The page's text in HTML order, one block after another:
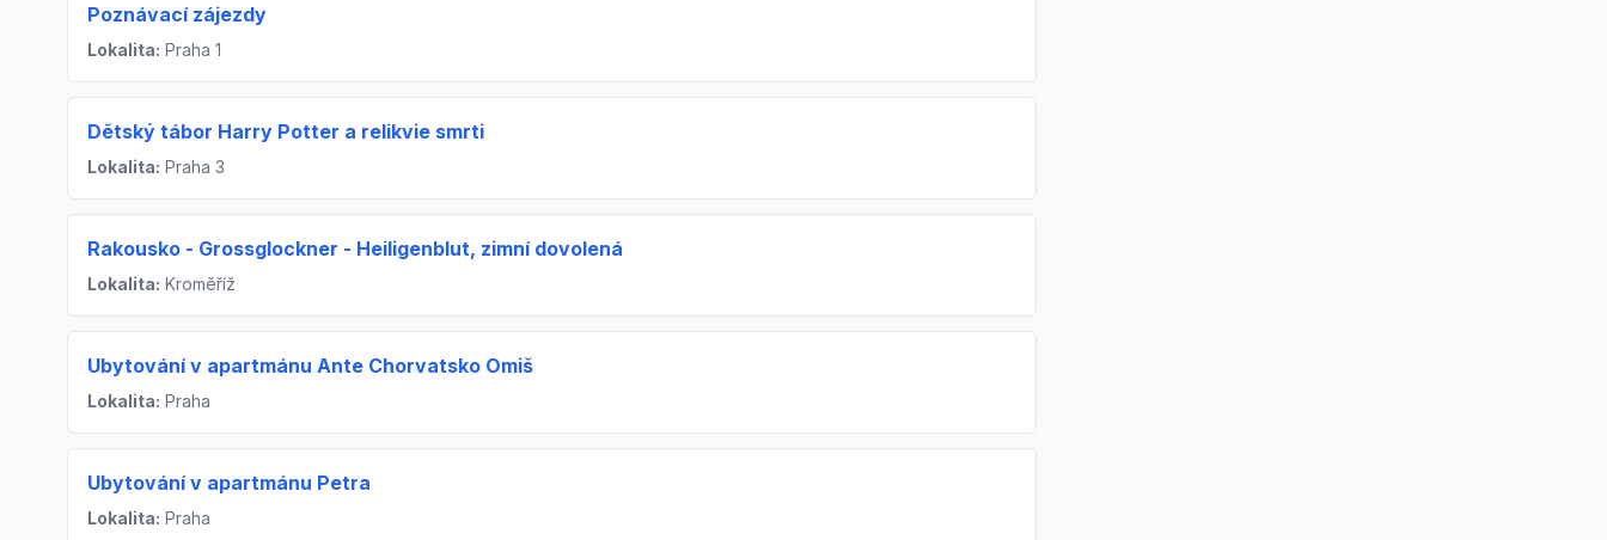
Poznávací zájezdy
Lokalita: Praha 1
Dětský tábor Harry Potter a relikvie smrti
Lokalita: Praha 3
Rakousko - Grossglockner - Heiligenblut, zimní dovolená
Lokalita: Kroměříž
Ubytování v apartmánu Ante Chorvatsko Omiš
Lokalita: Praha
Ubytování v apartmánu Petra
Lokalita: Praha